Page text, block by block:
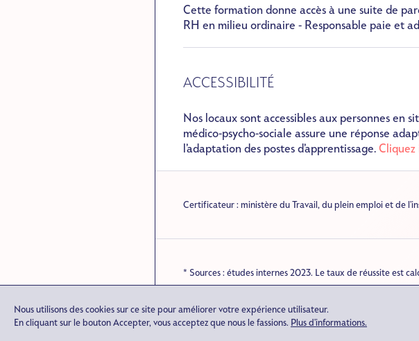
Pied
de
DÉMARCHE QUALITÉ CERTIFICATIONS
Cette formation donne accès à une suite de
RH en milieu ordinaire - Responsable paie et
ACCESSIBILITÉ
Nos locaux sont accessibles aux personnes en
médico-psycho-sociale assure une réponse
l’adaptation des postes d’apprentissage.Cliquez
Certificateur : ministère du Travail, du plein emploi et de
* Sources : études internes 2023. Le taux de réussite est
Nous utilisons des cookies sur ce site pour améliorer votre expérience utilisateur.
En cliquant sur le bouton Accepter, vous acceptez que nous le fassions. Plus d'informations.